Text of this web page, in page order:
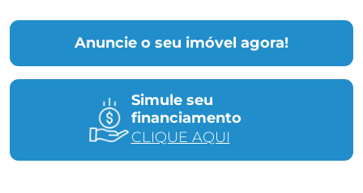
Anuncie o seu imóvel agora!
Simule seu
financiamento
CLIQUE AQUI